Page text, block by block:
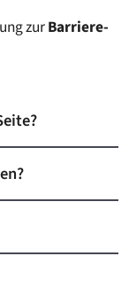
zurBarriere-